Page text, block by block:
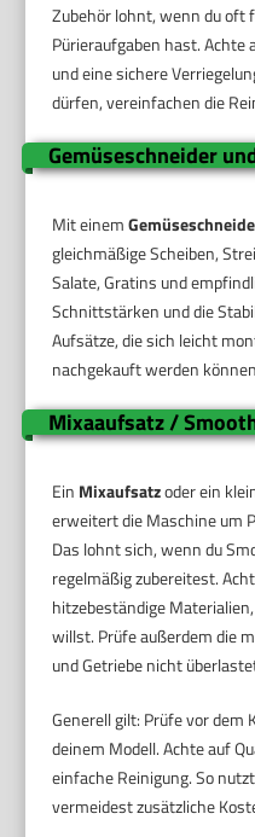
Zubehör lohnt, wenn du oft
Pürieraufgaben hast. Achte
und eine sichere
dürfen, vereinfachen die
Gemüseschneider
Mit einem
gleichmäßige Scheiben,
Salate, Gratins und
Schnittstärken und die
Aufsätze, die sich leicht
nachgekauft werden
Mixaaufsatz /
Ein Mixaufsatzoder ein
erweitert die Maschine um
Das lohnt sich, wenn du
regelmäßig zubereitest.
hitzebeständige
willst. Prüfe außerdem die
und Getriebe nicht
Generell gilt: Prüfe vor dem
deinem Modell. Achte auf
einfache Reinigung. So
vermeidest zusätzliche